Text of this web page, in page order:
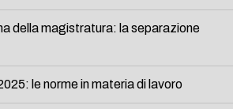
della magistratura: la separazione
le norme in materia di lavoro